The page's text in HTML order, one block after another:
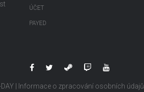
ÚČET
PAYED
| Informace o zpracování osobních údajů